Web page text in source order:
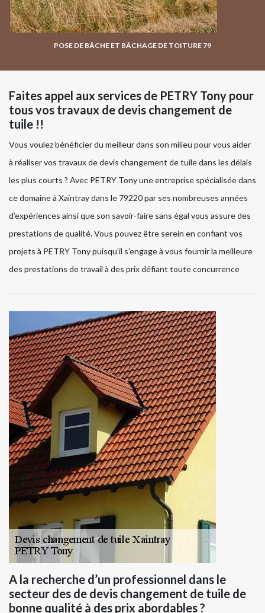
POSE DE BÂCHE ET BÂCHAGE DE TOITURE 79
Faites appel aux services de PETRY Tony pour
tous vos travaux de devis changement de
tuile !!
Vous voulez bénéficier du meilleur dans son milieu pour vous aider
à réaliser vos travaux de devis changement de tuile dans les délais
les plus courts ? Avec PETRY Tony une entreprise spécialisée dans
ce domaine à Xaintray dans le 79220 par ses nombreuses années
d’expériences ainsi que son savoir-faire sans égal vous assure des
prestations de qualité. Vous pouvez être serein en confiant vos
projets à PETRY Tony puisqu’il s’engage à vous fournir la meilleure
des prestations de travail à des prix défiant toute concurrence
A la recherche d’un professionnel dans le
secteur des de devis changement de tuile de
bonne qualité à des prix abordables ?